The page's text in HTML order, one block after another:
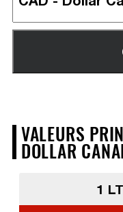
VALEURS
DOLLAR
1